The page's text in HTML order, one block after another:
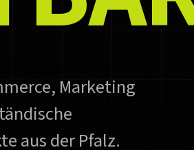
Marketing
aus der Pfalz.